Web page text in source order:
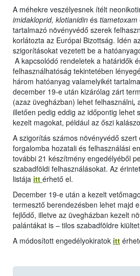
A méhekre veszélyesnek ítélt
imidakloprid, klotianidin és tiametoxam
tartalmazó növényvédő szerek
korlátozta az Európai Bizottság. Idén
szigorításokat vezetett be a
A kapcsolódó rendeletek a határidők
felhasználhatóság tekintetében
három hatóanyag valamelyikét
december 19-e után kizárólag zárt
(azaz üvegházban) lehet felhasználni,
illetően pedig eddig az időpontig lehet
kezelt magokat, például az őszi
A szigorítás számos növényvédő
forgalomba hozatali és felhasználási
további 21 készítmény engedélyéből
szabadföldi felhasználásokat. Az
listája itt érhető el.
December 19-e után a kezelt
termesztő berendezésben lehet majd
fejlődő, illetve az üvegházban kezelt
palántákat is – tilos szabadföldre
A módosított engedélyokiratok itt